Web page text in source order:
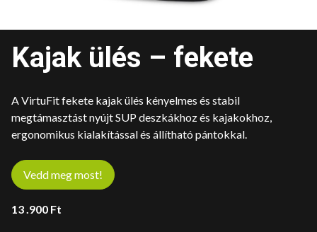
Kajak ülés – fekete
A VirtuFit fekete kajak ülés kényelmes és stabil
megtámasztást nyújt SUP deszkákhoz és kajakokhoz,
ergonomikus kialakítással és állítható pántokkal.
Vedd meg most!
13 .900 Ft